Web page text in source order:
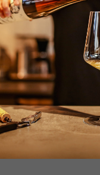
v láhvi před
podmínkami ochrany